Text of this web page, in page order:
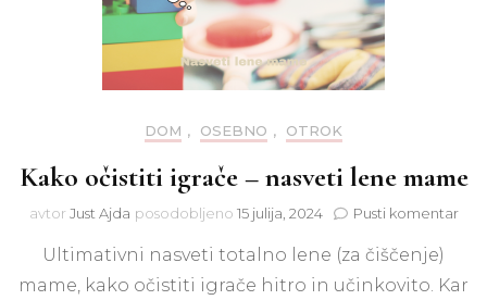
DOM , OSEBNO , OTROK
Kako očistiti igrače – nasveti lene mame
avtor Just Ajda posodobljeno 15 julija, 2024 Pusti komentarna
Ultimativni nasveti totalno lene (za čiščenje)
mame, kako očistiti igrače hitro in učinkovito. Kar